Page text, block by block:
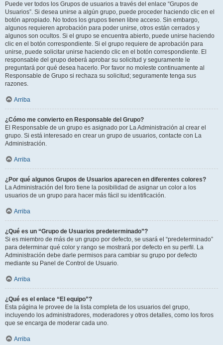
Puede ver todos los Grupos de usuarios a través del enlace “Grupos de
Usuarios”. Si desea unirse a algún grupo, puede proceder haciendo clic en el
botón apropiado. No todos los grupos tienen libre acceso. Sin embargo,
algunos requieren aprobación para poder unirse, otros están cerrados y
algunos son ocultos. Si el grupo se encuentra abierto, puede unirse haciendo
clic en el botón correspondiente. Si el grupo requiere de aprobación para
unirse, puede solicitar unirse haciendo clic en el botón correspondiente. El
responsable del grupo deberá aprobar su solicitud y seguramente le
preguntará por qué desea hacerlo. Por favor no moleste continuamente al
Responsable de Grupo si rechaza su solicitud; seguramente tenga sus
razones.
Arriba
¿Cómo me convierto en Responsable del Grupo?
El Responsable de un grupo es asignado por La Administración al crear el
grupo. Si está interesado en crear un grupo de usuarios, contacte con La
Administración.
Arriba
¿Por qué algunos Grupos de Usuarios aparecen en diferentes colores?
La Administración del foro tiene la posibilidad de asignar un color a los
usuarios de un grupo para hacer más fácil su identificación.
Arriba
¿Qué es un “Grupo de Usuarios predeterminado”?
Si es miembro de más de un grupo por defecto, se usará el “predeterminado”
para determinar qué color y rango se mostrará por defecto en su perfil. La
Administración debe darle permisos para cambiar su grupo por defecto
mediante su Panel de Control de Usuario.
Arriba
¿Qué es el enlace “El equipo”?
Esta página le provee de la lista completa de los usuarios del grupo,
incluyendo los administradores, moderadores y otros detalles, como los foros
que se encarga de moderar cada uno.
Arriba